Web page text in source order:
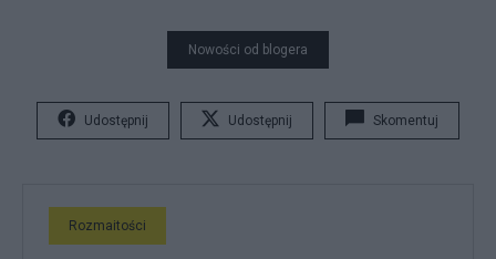
Nowości od blogera
Udostępnij Udostępnij Skomentuj
Rozmaitości